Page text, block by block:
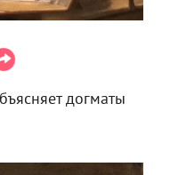
догматы